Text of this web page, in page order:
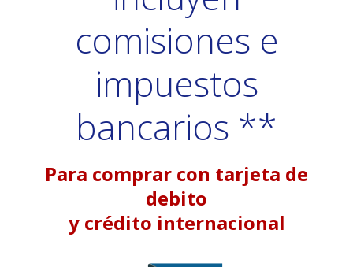
comisiones e
impuestos
bancarios **
Para comprar con tarjeta de
debito
y crédito internacional